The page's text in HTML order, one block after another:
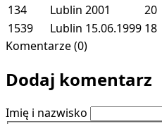
134
Lublin 2001 20
1539
Lublin 15.06.1999 18
Komentarze (0)
Dodaj komentarz
Imię i nazwisko